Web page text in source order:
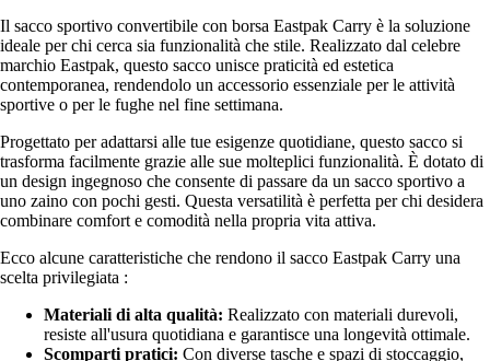
Il sacco sportivo convertibile con borsa Eastpak Carry è la soluzione
ideale per chi cerca sia funzionalità che stile. Realizzato dal celebre
marchio Eastpak, questo sacco unisce praticità ed estetica
contemporanea, rendendolo un accessorio essenziale per le attività
sportive o per le fughe nel fine settimana.
Progettato per adattarsi alle tue esigenze quotidiane, questo sacco si
trasforma facilmente grazie alle sue molteplici funzionalità. È dotato di
un design ingegnoso che consente di passare da un sacco sportivo a
uno zaino con pochi gesti. Questa versatilità è perfetta per chi desidera
combinare comfort e comodità nella propria vita attiva.
Ecco alcune caratteristiche che rendono il sacco Eastpak Carry una
scelta privilegiata :
Materiali di alta qualità: Realizzato con materiali durevoli,
resiste all'usura quotidiana e garantisce una longevità ottimale.
Scomparti pratici: Con diverse tasche e spazi di stoccaggio,